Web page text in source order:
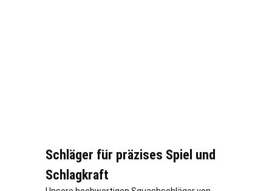
Schläger für präzises Spiel und
Schlagkraft